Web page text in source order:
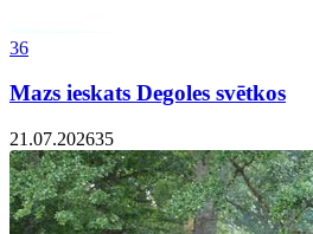
36
Mazs ieskats Degoles svētkos
21.07.202635